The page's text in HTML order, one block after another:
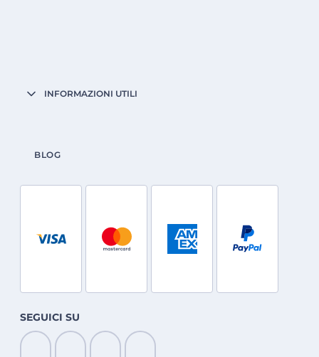
INFORMAZIONI UTILI
BLOG
SEGUICI SU